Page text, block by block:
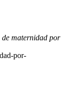
de maternidad por
por-